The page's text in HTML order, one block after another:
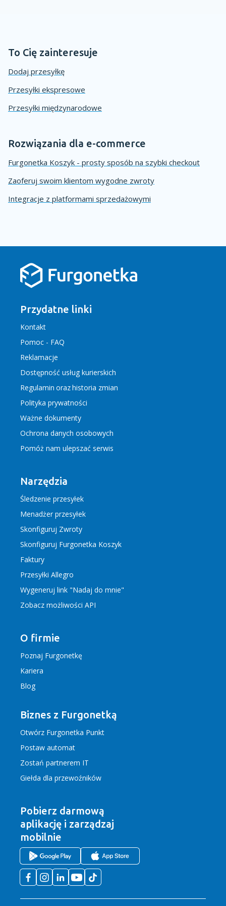
To Cię zainteresuje
Dodaj przesyłkę
Przesyłki ekspresowe
Przesyłki międzynarodowe
Rozwiązania dla e-commerce
Furgonetka Koszyk - prosty sposób na szybki checkout
Zaoferuj swoim klientom wygodne zwroty
Integracje z platformami sprzedażowymi
Przydatne linki
Kontakt
Pomoc - FAQ
Reklamacje
Dostępność usług kurierskich
Regulamin orazhistoria zmian
Polityka prywatności
Ważne dokumenty
Ochrona danych osobowych
Pomóż nam ulepszać serwis
Narzędzia
Śledzenie przesyłek
Menadżer przesyłek
Skonfiguruj Zwroty
Skonfiguruj Furgonetka Koszyk
Faktury
Przesyłki Allegro
Wygeneruj link "Nadaj do mnie"
Zobacz możliwości API
O firmie
Poznaj Furgonetkę
Kariera
Blog
Biznes z Furgonetką
Otwórz Furgonetka Punkt
Postaw automat
Zostań partnerem IT
Giełda dla przewoźników
Pobierz darmową
aplikację i zarządzaj
mobilnie